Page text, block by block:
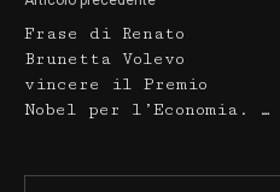
Frase di Renato
Brunetta Volevo
vincere il Premio
Nobel per l’Economia. …